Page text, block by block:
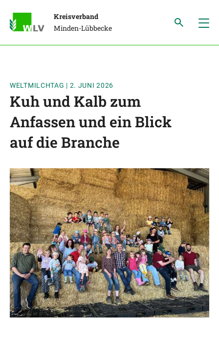
Kreisverband
Minden-Lübbecke
WELTMILCHTAG | 2. JUNI 2026
Kuh und Kalb zum
Anfassen und ein Blick
auf die Branche